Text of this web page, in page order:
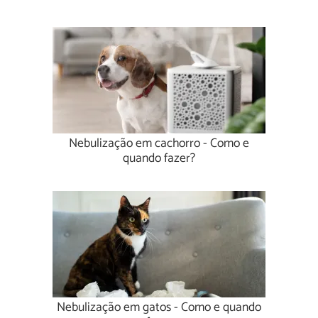
Nebulização em cachorro - Como e
quando fazer?
Nebulização em gatos - Como e quando